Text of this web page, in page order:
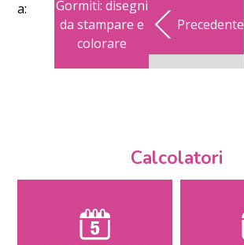
a:
Gormiti: disegni
da stampare e
colorare
Precedente
Calcolatori